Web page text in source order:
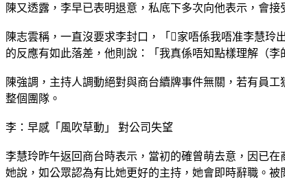
陳又透露，李早已表明退意，私底下多次向他表示，會
陳志雲稱，一直沒要求李封口，「家唔係我唔准李慧
的反應有如此落差，他則說：「我真係唔知點樣理解（李
陳強調，主持人調動絕對與商台續牌事件無關，若有員
整個團隊。
李：早感「風吹草動」 對公司失望
李慧玲昨午返回商台時表示，當初的確曾萌去意，因已
她說，如公眾認為有比她更好的主持，她會即時辭職。